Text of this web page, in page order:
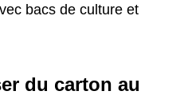
bacs de culture et
du carton au